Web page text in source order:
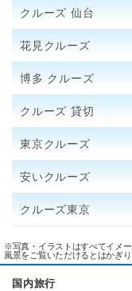
クルーズ 仙台
花見クルーズ
博多 クルーズ
クルーズ 貸切
東京クルーズ
安いクルーズ
クルーズ東京
※写真・イラストはすべてイメ
風景をご覧いただけるとはかぎ
国内旅行